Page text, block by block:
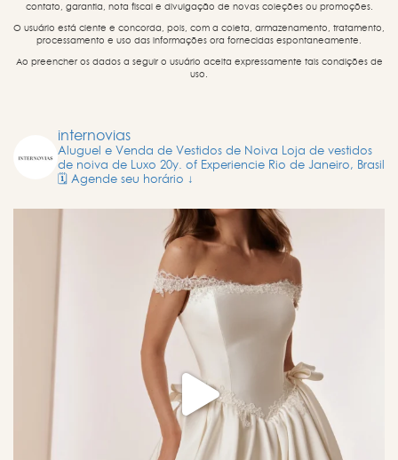
contato, garantia, nota fiscal e divulgação de novas coleções ou promoções.
O usuário está ciente e concorda, pois, com a coleta, armazenamento, tratamento,
processamento e uso das informações ora fornecidas espontaneamente.
Ao preencher os dados a seguir o usuário aceita expressamente tais condições de
uso.
internovias
Aluguel e Venda de Vestidos de Noiva Loja de vestidos
de noiva de Luxo 20y. of Experiencie Rio de Janeiro, Brasil
🗓️ Agende seu horário ↓